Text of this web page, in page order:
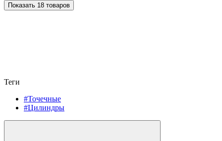
Показать 18 товаров
Теги
#Точечные
#Цилиндры